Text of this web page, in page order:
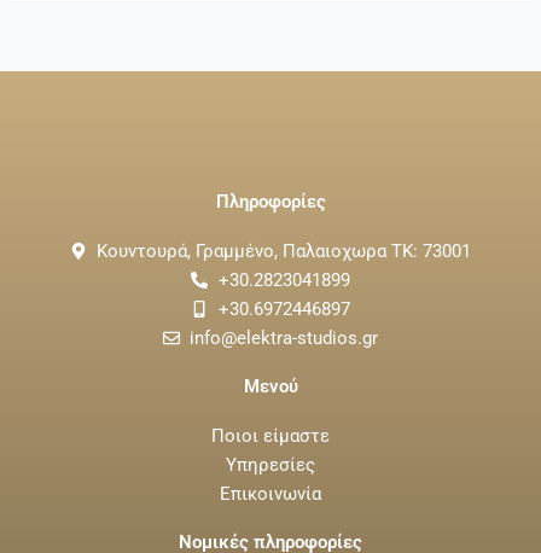
Πληροφορίες
Κουντουρά, Γραμμένο, Παλαιοχωρα ΤΚ: 73001
+30.2823041899
+30.6972446897
info@elektra-studios.gr
Μενού
Ποιοι είμαστε
Υπηρεσίες
Επικοινωνία
Νομικές πληροφορίες